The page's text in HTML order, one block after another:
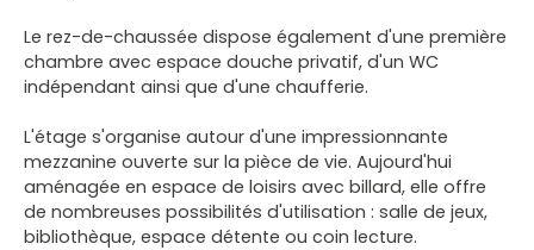
Le rez-de-chaussée dispose également d'une première
chambre avec espace douche privatif, d'un WC
indépendant ainsi que d'une chaufferie.
L'étage s'organise autour d'une impressionnante
mezzanine ouverte sur la pièce de vie. Aujourd'hui
aménagée en espace de loisirs avec billard, elle offre
de nombreuses possibilités d'utilisation : salle de jeux,
bibliothèque, espace détente ou coin lecture.